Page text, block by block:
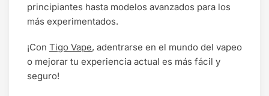
principiantes hasta modelos avanzados para los
más experimentados.
¡Con Tigo Vape, adentrarse en el mundo del vapeo
o mejorar tu experiencia actual es más fácil y
seguro!